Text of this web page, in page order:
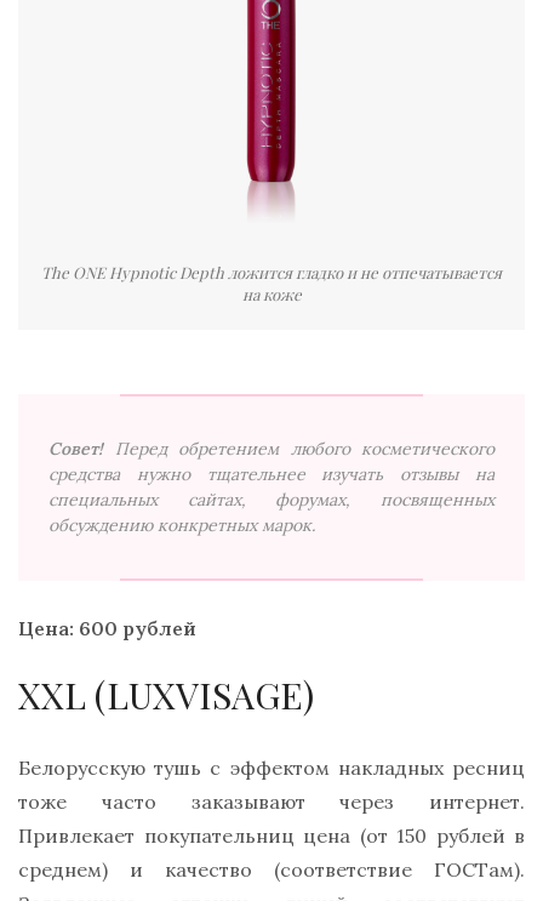
The ONE Hypnotic Depth ложится гладко и не отпечатывается
на коже
Совет!
Перед обретением любого косметического
средства нужно тщательнее изучать отзывы на
специальных сайтах, форумах, посвященных
обсуждению конкретных марок.
Цена: 600 рублей
XXL (LUXVISAGE)
Белорусскую тушь с эффектом накладных ресниц
тоже часто заказывают через интернет.
Привлекает покупательниц цена (от 150 рублей в
среднем) и качество (соответствие ГОСТам).